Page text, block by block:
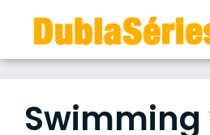
content
Swimming